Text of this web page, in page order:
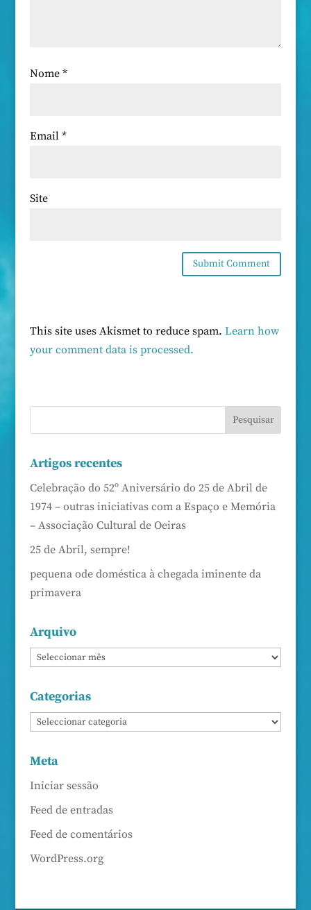
Nome *
Email *
Site
This site uses Akismet to reduce spam. Learn how
your comment data is processed.
Artigos recentes
Celebração do 52º Aniversário do 25 de Abril de
1974 – outras iniciativas com a Espaço e Memória
– Associação Cultural de Oeiras
25 de Abril, sempre!
pequena ode doméstica à chegada iminente da
primavera
Arquivo
Categorias
Meta
Iniciar sessão
Feed de entradas
Feed de comentários
WordPress.org